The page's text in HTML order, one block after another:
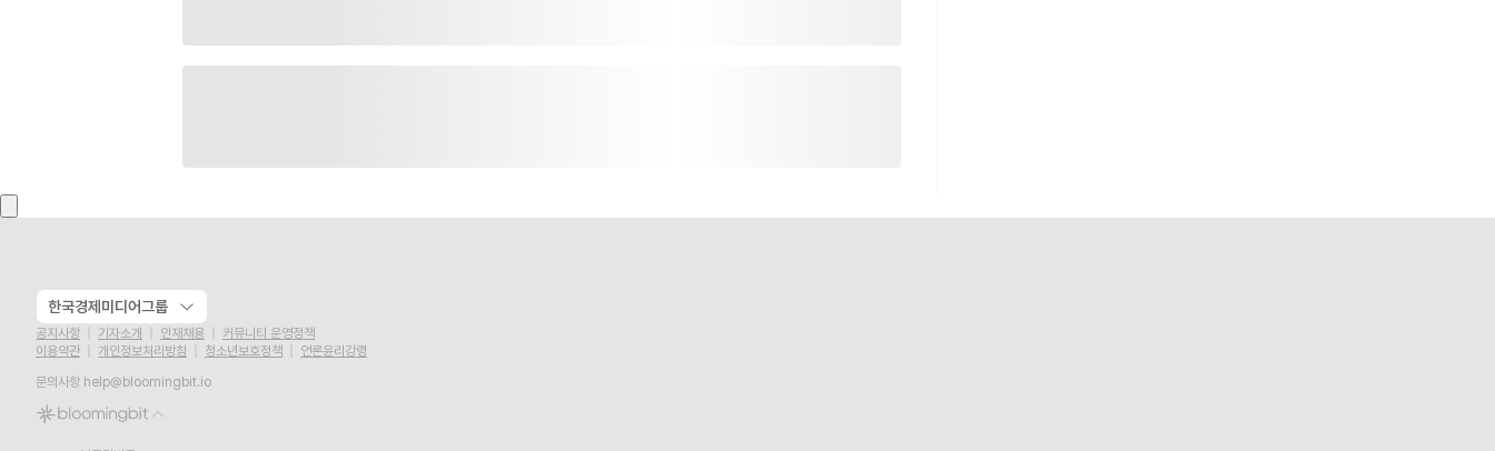
한국경제미디어그룹
공지사항 기자소개 인재채용
커뮤니티 운영정책
이용약관
개인정보처리방침 청소년보호정책
언론윤리강령
문의사항 help@bloomingbit.io